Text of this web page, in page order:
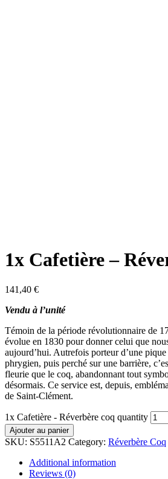
1x Cafetière –
141,40 €
Vendu à l’unité
Témoin de la période révolutionnaire de
évolue en 1830 pour donner celui que
aujourd’hui. Autrefois porteur d’une
phrygien, puis perché sur une barrière,
fleurie que le coq, abandonnant tout
désormais. Ce service est, depuis,
de Saint-Clément.
1x Cafetière - Réverbère coq quantity
Ajouter au panier
SKU: S5511A2 Category: Réverbère Coq
Additional information
Reviews (0)